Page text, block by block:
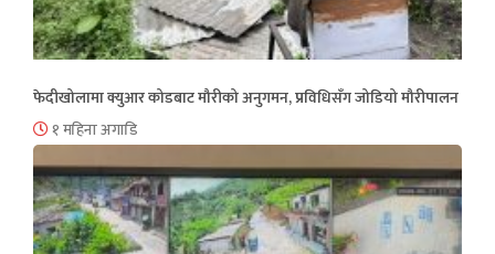
फेदीखोलामा क्युआर कोडबाट मौरीको अनुगमन, प्रविधिसँग जोडियो मौरीपालन
१ महिना अगाडि